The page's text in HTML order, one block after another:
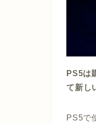
PS5は
て新し
PS5で